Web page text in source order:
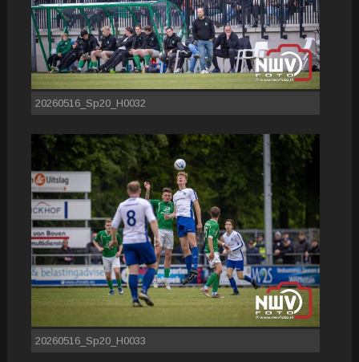
20260516_Sp20_H0032
20260516_Sp20_H0033